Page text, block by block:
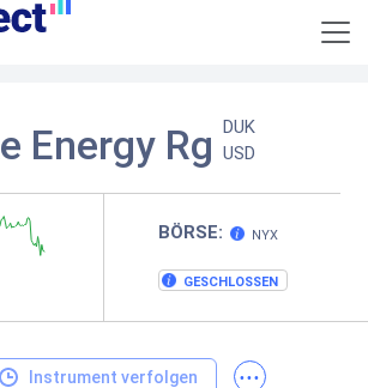
Energy Rg DUK
USD
BÖRSE: NYX
GESCHLOSSEN
Instrument verfolgen ...